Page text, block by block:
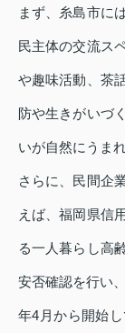
まず、糸島市に
民主体の交流ス
や趣味活動、茶
防や生きがいづ
いが自然にうま
さらに、民間企
えば、福岡県信
る一人暮らし高
安否確認を行い
年4月から開始